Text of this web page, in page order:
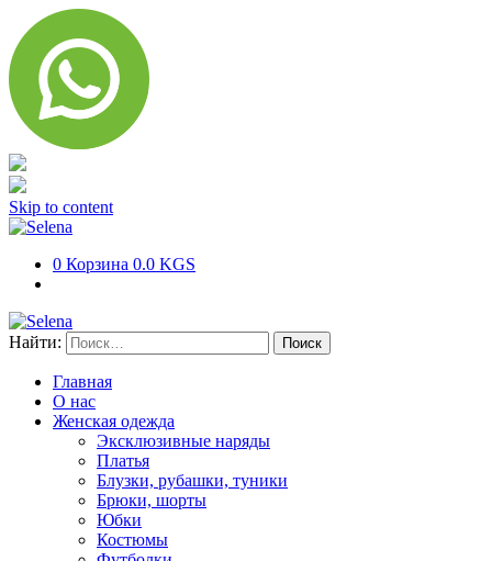
Skip to content
0 Корзина 0.0 KGS
Найти:
Главная
О нас
Женская одежда
Эксклюзивные наряды
Платья
Блузки, рубашки, туники
Брюки, шорты
Юбки
Костюмы